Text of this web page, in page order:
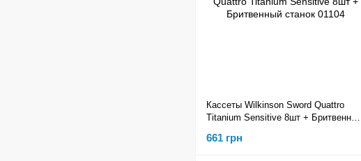
Кассеты Wilkinson Sword Quattro
Titanium Sensitive 8шт + Бритвенный
661 грн